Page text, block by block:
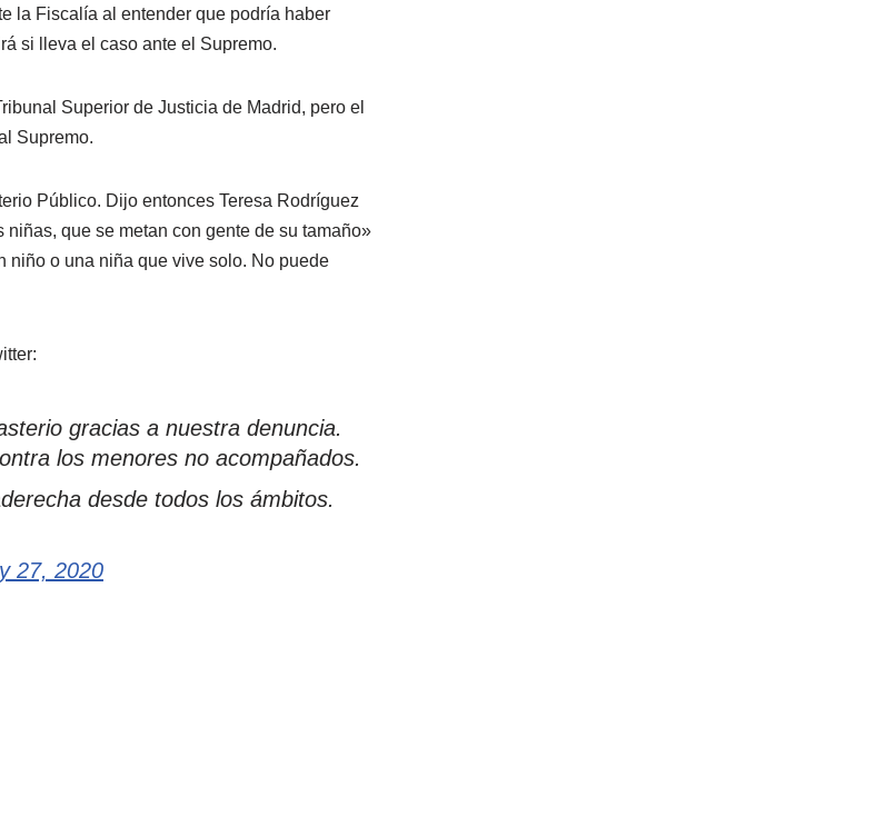
la Fiscalía al entender que podría haber
si lleva el caso ante el Supremo.
Superior de Justicia de Madrid, pero el
Supremo.
Público. Dijo entonces Teresa Rodríguez
que se metan con gente de su tamaño»
niño o una niña que vive solo. No puede
gracias a nuestra denuncia.
los menores no acompañados.
desde todos los ámbitos.
27, 2020